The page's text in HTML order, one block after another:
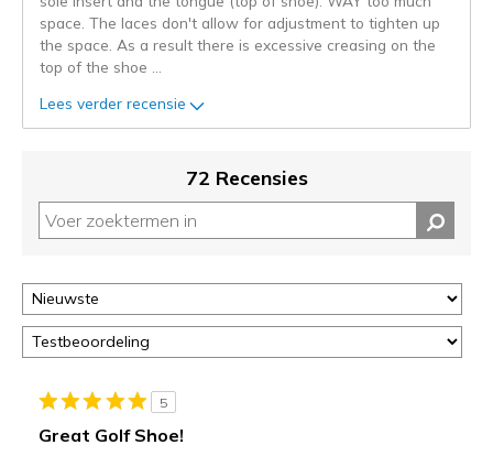
page_id.
kunt
status
van
deze
of
door
<a
href="javascript:location.href=location.pathname;">hier</a>
page
met
space. The laces don't allow for adjustment to tighten up
the space. As a result there is excessive creasing on the
top of the shoe
Lees verder recensie
72 Recensies
5
Great Golf Shoe!